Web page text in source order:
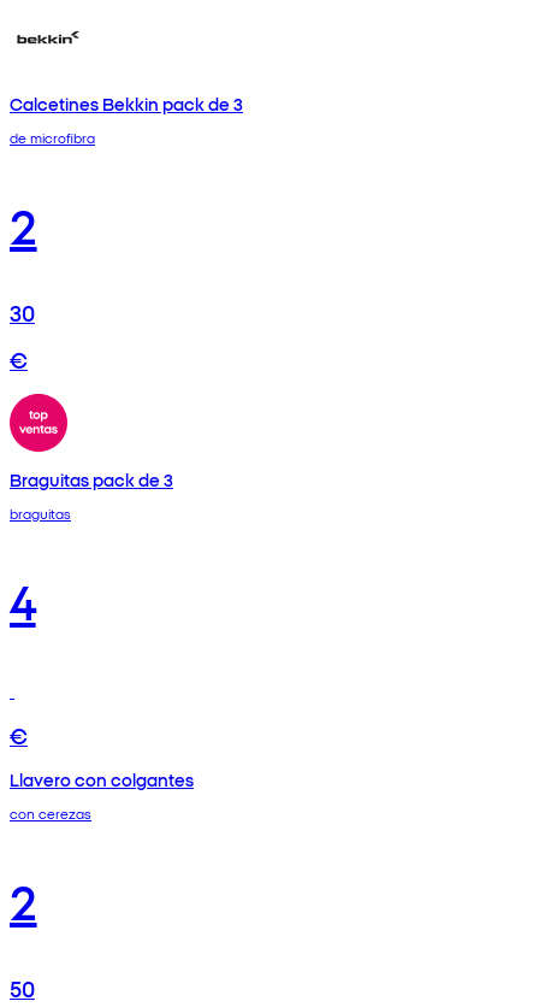
Calcetines Bekkin pack de 3
de microfibra
2
30
€
Braguitas pack de 3
braguitas
4
€
Llavero con colgantes
con cerezas
2
50